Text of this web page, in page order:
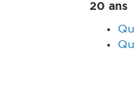
20 ans